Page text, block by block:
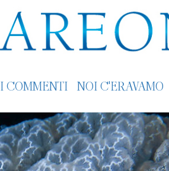
I COMMENTI NOI C'ERAVAMO